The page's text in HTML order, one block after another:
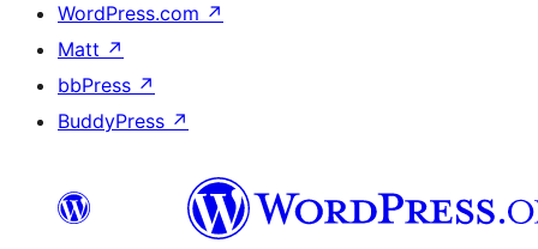
WordPress.com ↗
Matt ↗
bbPress ↗
BuddyPress ↗